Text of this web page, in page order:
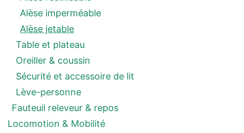
Alèse imperméable
Alèse jetable
Table et plateau
Oreiller & coussin
Sécurité et accessoire de lit
Lève-personne
Fauteuil releveur & repos
Locomotion & Mobilité